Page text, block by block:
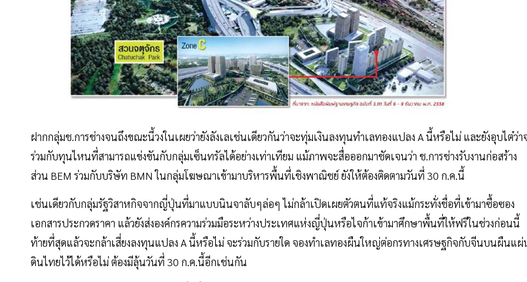
ฝากกลุ่มช.การช่างจนถึงขณะนี้วงในเผยว่ายังลังเลเช่นเดียวกันว่าจะทุ่มเงินลงทุนทำเลทองแปลง A นี้หรือไม่ และยังอุบไต๋ว่า
ร่วมกับทุนไหนที่สามารถแข่งขันกับกลุ่มเซ็นทรัลได้อย่างเท่าเทียม แม้ภาพจะสื่อออกมาชัดเจนว่า ช.การช่างรับงานก่อสร้าง
ส่วน BEM ร่วมกับบริษัท BMN ในกลุ่มโฆษณาเข้ามาบริหารพื้นที่เชิงพาณิชย์ ยังให้ต้องติดตามวันที่ 30 ก.ค.นี้
เช่นเดียวกับกลุ่มรัฐวิสาหกิจจากญี่ปุ่นที่มาแบบนินจาลับๆล่อๆ ไม่กล้าเปิดเผยตัวตนที่แท้จริงแม้กระทั่งชื่อที่เข้ามาซื้อซอง
เอกสารประกวดราคา แล้วยังส่งองค์กรความร่วมมือระหว่างประเทศแห่งญี่ปุ่นหรือไจก้าเข้ามาศึกษาพื้นที่ให้ฟรีในช่วงก่อนนี้
ท้ายที่สุดแล้วจะกล้าเสี่ยงลงทุนแปลง A นี้หรือไม่ จะร่วมกับรายใด จองทำเลทองผืนใหญ่ต่อกรทางเศรษฐกิจกับจีนบนผืนแ
ดินไทยไว้ได้หรือไม่ ต้องมีลุ้นวันที่ 30 ก.ค.นี้อีกเช่นกัน